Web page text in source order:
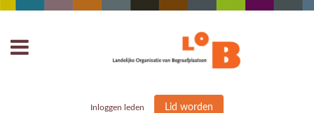
Inloggen leden Lid worden